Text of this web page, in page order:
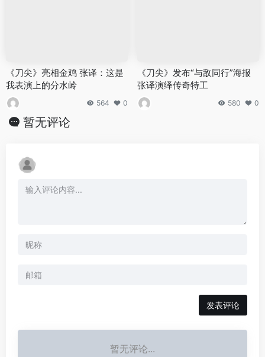
《刀尖》亮相金鸡 张译：这是
我表演上的分水岭
564 0
《刀尖》发布“与敌同行”海报
张译演绎传奇特工
580 0
暂无评论
发表评论
暂无评论...